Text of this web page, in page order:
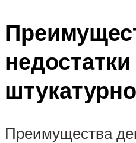
недостатки
Преимущества